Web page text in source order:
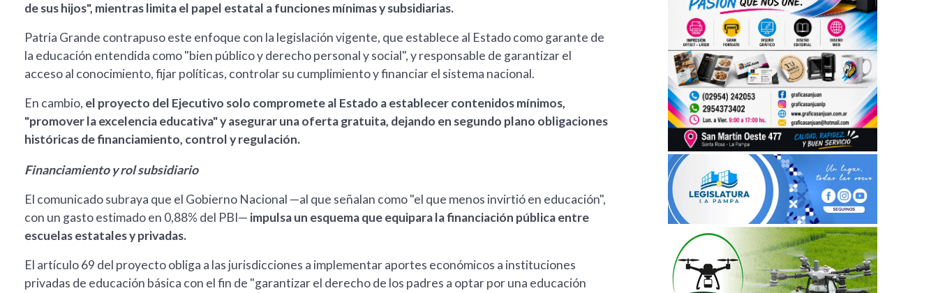
de sus hijos", mientras limita el papel estatal a funciones mínimas y subsidiarias.
Patria Grande contrapuso este enfoque con la legislación vigente, que establece al Estado como garante de
la educación entendida como "bien público y derecho personal y social", y responsable de garantizar el
acceso al conocimiento, fijar políticas, controlar su cumplimiento y financiar el sistema nacional.
En cambio, el proyecto del Ejecutivo solo compromete al Estado a establecer contenidos mínimos,
"promover la excelencia educativa" y asegurar una oferta gratuita, dejando en segundo plano obligaciones
históricas de financiamiento, control y regulación.
Financiamiento y rol subsidiario
El comunicado subraya que el Gobierno Nacional —al que señalan como "el que menos invirtió en educación",
con un gasto estimado en 0,88% del PBI— impulsa un esquema que equipara la financiación pública entre
escuelas estatales y privadas.
El artículo 69 del proyecto obliga a las jurisdicciones a implementar aportes económicos a instituciones
privadas de educación básica con el fin de "garantizar el derecho de los padres a optar por una educación